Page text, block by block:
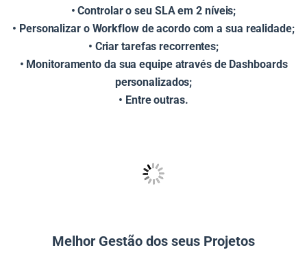
• Controlar o seu SLA em 2 níveis;
• Personalizar o Workflow de acordo com a sua realidade;
• Criar tarefas recorrentes;
• Monitoramento da sua equipe através de Dashboards
personalizados;
• Entre outras.
Melhor Gestão dos seus Projetos